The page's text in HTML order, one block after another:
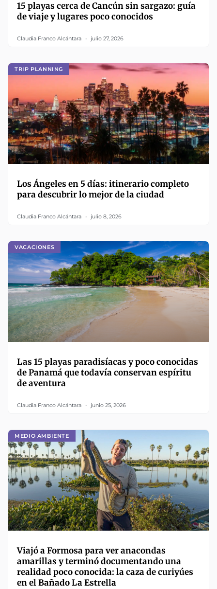
15 playas cerca de Cancún sin sargazo: guía
de viaje y lugares poco conocidos
Claudia Franco Alcántara julio 27, 2026
TRIP PLANNING
Los Ángeles en 5 días: itinerario completo
para descubrir lo mejor de la ciudad
Claudia Franco Alcántara julio 8, 2026
VACACIONES
Las 15 playas paradisíacas y poco conocidas
de Panamá que todavía conservan espíritu
de aventura
Claudia Franco Alcántara junio 25, 2026
MEDIO AMBIENTE
Viajó a Formosa para ver anacondas
amarillas y terminó documentando una
realidad poco conocida: la caza de curiyúes
en el Bañado La Estrella